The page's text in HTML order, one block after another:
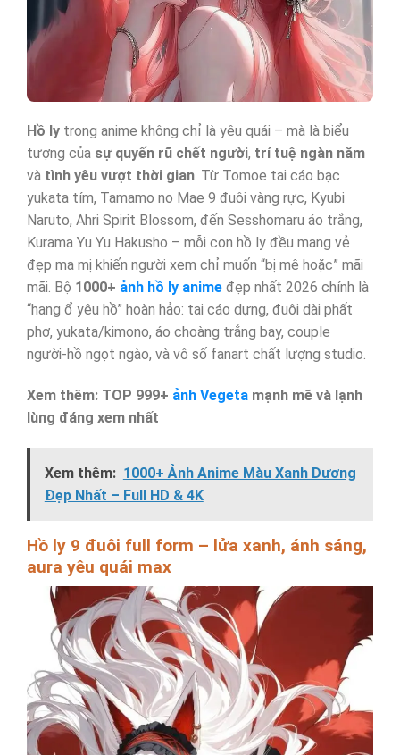
Hồ lytrong anime không chỉ là yêu quái – mà là biểu
tượng của sự quyến rũ chết người, trí tuệ ngàn năm
và tình yêu vượt thời gian. Từ Tomoe tai cáo bạc
yukata tím, Tamamo no Mae 9 đuôi vàng rực, Kyubi
Naruto, Ahri Spirit Blossom, đến Sesshomaru áo trắng,
Kurama Yu Yu Hakusho – mỗi con hồ ly đều mang vẻ
đẹp ma mị khiến người xem chỉ muốn “bị mê hoặc” mãi
mãi. Bộ 1000+ ảnh hồ ly anime đẹp nhất 2026 chính là
“hang ổ yêu hồ” hoàn hảo: tai cáo dựng, đuôi dài phất
phơ, yukata/kimono, áo choàng trắng bay, couple
người-hồ ngọt ngào, và vô số fanart chất lượng studio.
Xem thêm: TOP 999+ ảnh Vegetamạnh mẽ và lạnh
lùng đáng xem nhất
Xem thêm: 1000+ Ảnh Anime Màu Xanh Dương
Đẹp Nhất – Full HD & 4K
Hồ ly 9 đuôi full form – lửa xanh, ánh sáng,
aura yêu quái max